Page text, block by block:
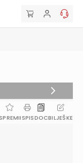
SPREMIISPISDOCBILJEŠKE